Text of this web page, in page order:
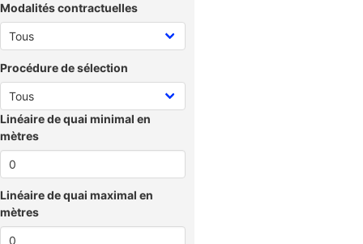
Modalités contractuelles
Procédure de sélection
Linéaire de quai minimal en
mètres
Linéaire de quai maximal en
mètres